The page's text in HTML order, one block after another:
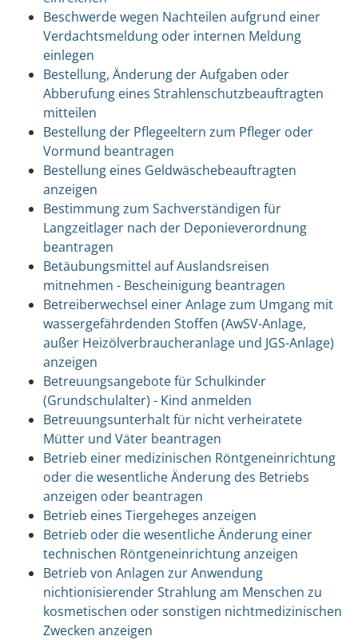
Beschwerde wegen Nachteilen aufgrund einer
Verdachtsmeldung oder internen Meldung
einlegen
Bestellung, Änderung der Aufgaben oder
Abberufung eines Strahlenschutzbeauftragten
mitteilen
Bestellung der Pflegeeltern zum Pfleger oder
Vormund beantragen
Bestellung eines Geldwäschebeauftragten
anzeigen
Bestimmung zum Sachverständigen für
Langzeitlager nach der Deponieverordnung
beantragen
Betäubungsmittel auf Auslandsreisen
mitnehmen - Bescheinigung beantragen
Betreiberwechsel einer Anlage zum Umgang mit
wassergefährdenden Stoffen (AwSV-Anlage,
außer Heizölverbraucheranlage und JGS-Anlage)
anzeigen
Betreuungsangebote für Schulkinder
(Grundschulalter) - Kind anmelden
Betreuungsunterhalt für nicht verheiratete
Mütter und Väter beantragen
Betrieb einer medizinischen Röntgeneinrichtung
oder die wesentliche Änderung des Betriebs
anzeigen oder beantragen
Betrieb eines Tiergeheges anzeigen
Betrieb oder die wesentliche Änderung einer
technischen Röntgeneinrichtung anzeigen
Betrieb von Anlagen zur Anwendung
nichtionisierender Strahlung am Menschen zu
kosmetischen oder sonstigen nichtmedizinischen
Zwecken anzeigen